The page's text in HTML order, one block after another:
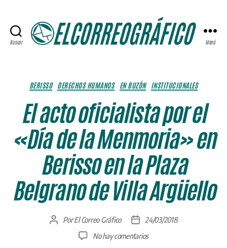
Buscar Menú
Categorías
BERISSO DERECHOS HUMANOS EN BUZÓN INSTITUCIONALES
El acto oficialista por el
«Día de la Menmoria» en
Berisso en la Plaza
Belgrano de Villa Argüello
AutorPorEl Correo Gráfico
Fecha24/03/2018
No hay comentariosen